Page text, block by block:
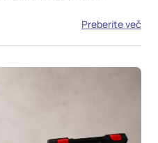
Preberite več